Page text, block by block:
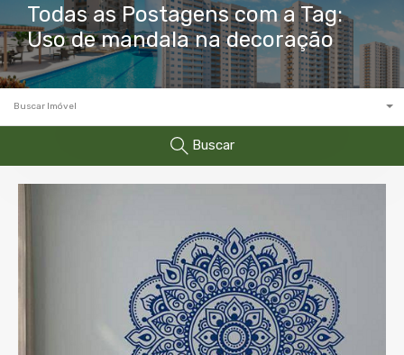
Todas as Postagens com a Tag:
Uso de mandala na decoração
Buscar Imóvel
Buscar